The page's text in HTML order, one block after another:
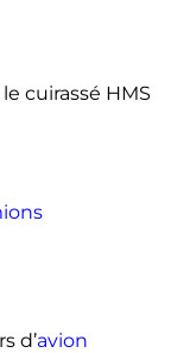
cuirassé HMS
d’avion